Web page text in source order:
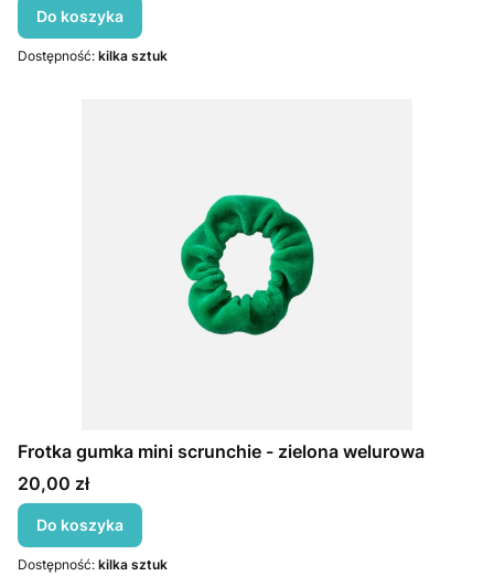
Do koszyka
Dostępność: kilka sztuk
Frotka gumka mini scrunchie - zielona welurowa
Cena
20,00 zł
Do koszyka
Dostępność: kilka sztuk